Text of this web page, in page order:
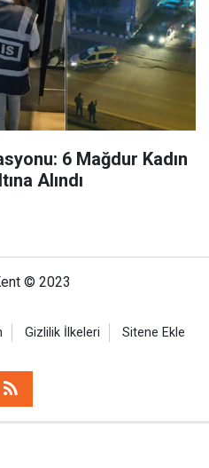
6 Mağdur Kadın
Alındı
© 2023
Gizlilik İlkeleri Sitene Ekle